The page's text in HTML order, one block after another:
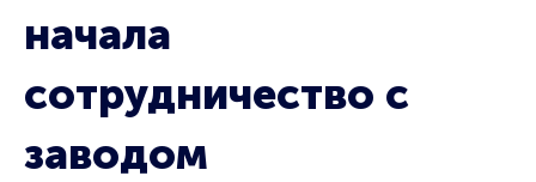
начала
сотрудничество с
заводом